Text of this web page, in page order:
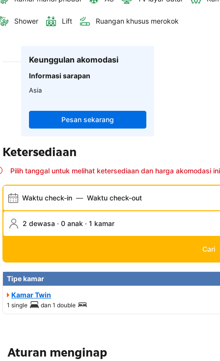
Shower Lift Ruangan khusus merokok
Keunggulan akomodasi
Informasi sarapan
Asia
Pesan sekarang
Ketersediaan
Pilih tanggal untuk melihat ketersediaan dan harga akomodasi ini
Waktu check-in — Waktu check-out
2 dewasa · 0 anak · 1 kamar
Cari
Tipe kamar
Kamar Twin
1 single dan 1 double
Aturan menginap